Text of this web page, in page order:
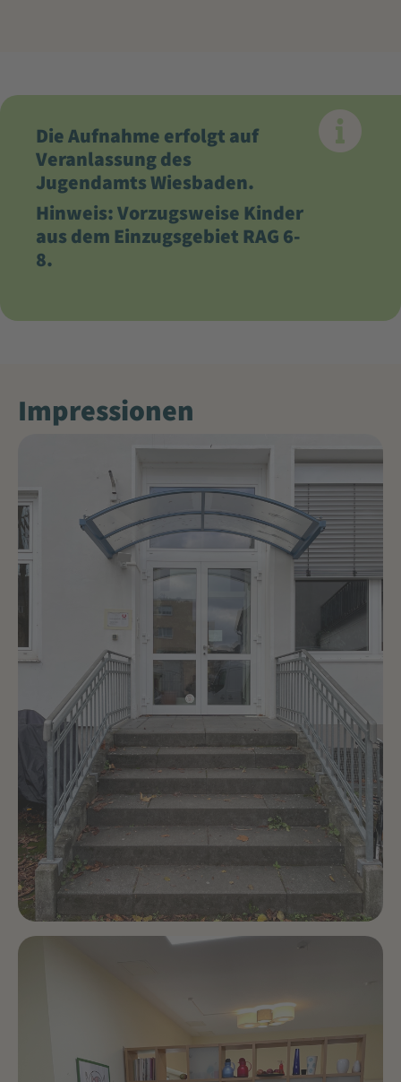
Die Aufnahme erfolgt auf
Veranlassung des
Jugendamts Wiesbaden.
Hinweis: Vorzugsweise Kinder
aus dem Einzugsgebiet RAG 6-
8.
Impressionen